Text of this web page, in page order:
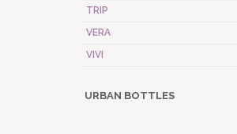
TRIP
VERA
VIVI
URBAN BOTTLES